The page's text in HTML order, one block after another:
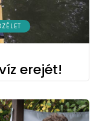
erejét!